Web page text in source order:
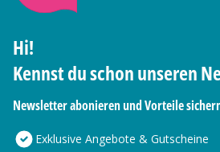
Hi!
Kennst du schon unseren
Newsletter abonieren und Vorteile
Exklusive Angebote & Gutscheine